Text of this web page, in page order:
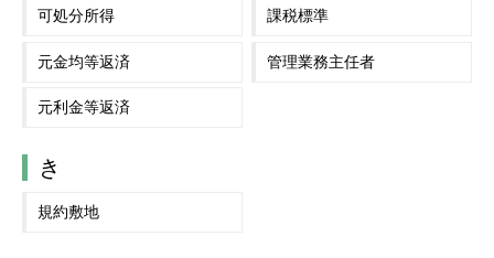
可処分所得 課税標準
元金均等返済 管理業務主任者
元利金等返済
き
規約敷地